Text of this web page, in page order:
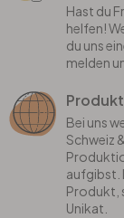
Hast du
helfen!
du uns
melden
Bei uns
Schweiz
aufgibst.
Produkt,
Unikat.